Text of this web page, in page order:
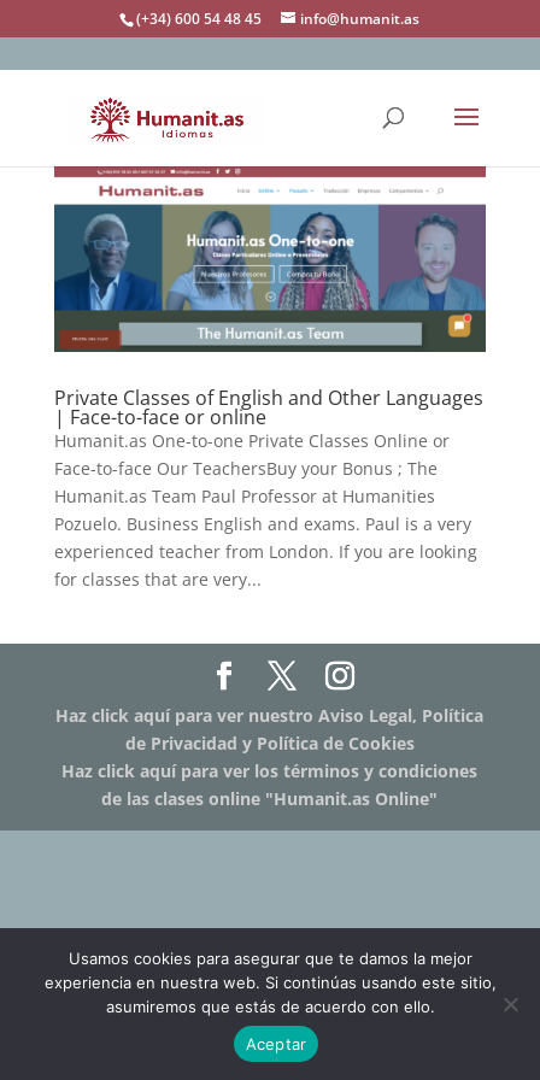
(+34) 600 54 48 45 info@humanit.as
Private Classes of English and Other Languages
| Face-to-face or online
Humanit.as One-to-one Private Classes Online or
Face-to-face Our TeachersBuy your Bonus ; The
Humanit.as Team Paul Professor at Humanities
Pozuelo. Business English and exams. Paul is a very
experienced teacher from London. If you are looking
for classes that are very...
Haz click aquí para ver nuestro Aviso Legal, Política
de Privacidad y Política de Cookies
Haz click aquí para ver los términos y condiciones
de las clases online "Humanit.as Online"
Usamos cookies para asegurar que te damos la mejor
experiencia en nuestra web. Si continúas usando este sitio,
asumiremos que estás de acuerdo con ello.
Aceptar